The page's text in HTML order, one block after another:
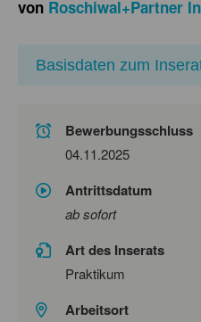
von Roschiwal+Partner
Basisdaten zum
Bewerbungsschluss
04.11.2025
Antrittsdatum
ab sofort
Art des Inserats
Praktikum
Arbeitsort